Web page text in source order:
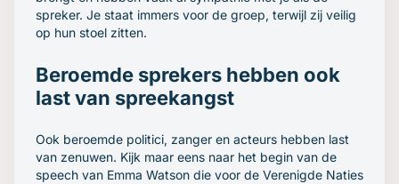
spreker. Je staat immers voor de groep, terwijl zij veilig
op hun stoel zitten.
Beroemde sprekers hebben ook
last van spreekangst
Ook beroemde politici, zanger en acteurs hebben last
van zenuwen. Kijk maar eens naar het begin van de
speech van Emma Watson die voor de Verenigde Naties